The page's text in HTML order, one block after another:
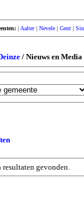
| Aalter|Nevele |Gent |
/ Nieuws en Media
gevonden.